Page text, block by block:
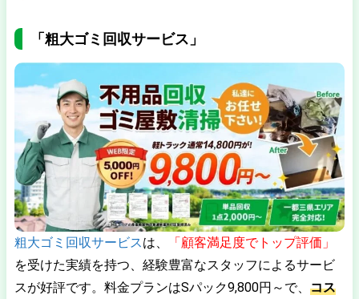
「粗大ゴミ回収サービス」
粗大ゴミ回収サービスは、
「顧客満足度でトップ評価」
を受けた実績を持つ、経験豊富なスタッフによるサービ
スが好評です。料金プランはSパック9,800円～で、 コス